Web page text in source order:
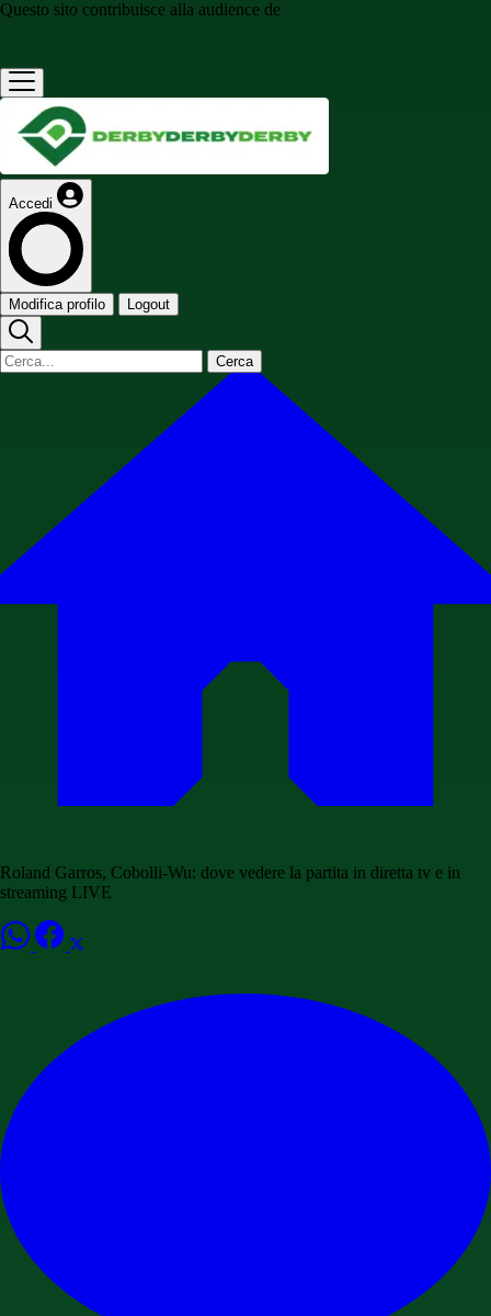
Questo sito contribuisce alla audience de
Accedi
Modifica profilo Logout
Cerca
Roland Garros, Cobolli-Wu: dove vedere la partita in diretta tv e in
streaming LIVE